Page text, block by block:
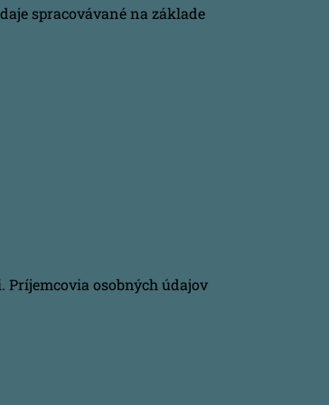
spracovávané na základe
Príjemcovia osobných údajov